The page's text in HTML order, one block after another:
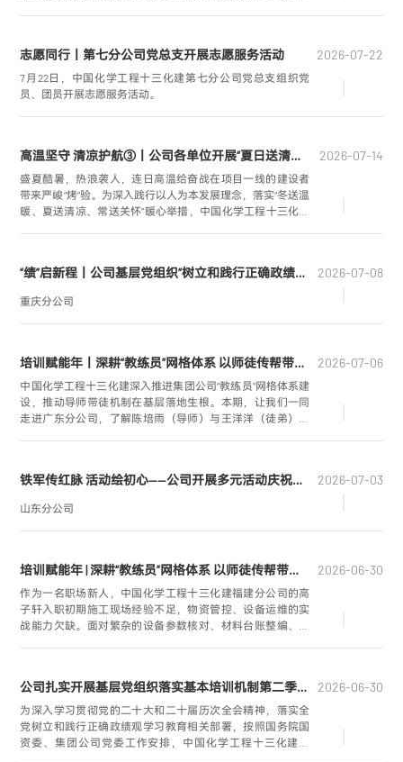
志愿同行丨第七分公司党总支开展志愿服务活动 2026-07-22
7月22日，中国化学工程十三化建第七分公司党总支组织党
员、团员开展志愿服务活动。
高温坚守 清凉护航③丨公司各单位开展“夏日送清凉”慰问活动 2026-07-14
盛夏酷暑，热浪袭人，连日高温给奋战在项目一线的建设者
带来严峻“烤”验。为深入践行以人为本发展理念，落实“冬送温
暖、夏送清凉、常送关怀”暖心举措，中国化学工程十三化建
“绩”启新程丨公司基层党组织“树立和践行正确政绩观学习教育”进行时（六） 2026-07-08
重庆分公司
培训赋能年丨深耕“教练员”网格体系 以师徒传帮带赋能青年成长成才（二） 2026-07-06
中国化学工程十三化建深入推进集团公司“教练员”网格体系建
设，推动导师带徒机制在基层落地生根。本期，让我们一同
走进广东分公司，了解陈培雨（导师）与王洋洋（徒弟）的
铁军传红脉 活动绘初心——公司开展多元活动庆祝建党105周年 2026-07-03
山东分公司
培训赋能年 | 深耕“教练员”网格体系 以师徒传帮带赋能青年成长成才 2026-06-30
作为一名职场新人，中国化学工程十三化建福建分公司的高
子轩入职初期施工现场经验不足，物资管控、设备运维的实
战能力欠缺。面对繁杂的设备参数核对、材料台账整编、物
的师傅，带领他正式踏上系统化、专业化的学习成长之
路。“教练员”网格化体系的落地，为他量身搭建了成长阶梯，
开启了快速蜕变的成长旅程。
公司扎实开展基层党组织落实基本培训机制第二季度学习研讨 2026-06-30
为深入学习贯彻党的二十大和二十届历次全会精神，落实全
党树立和践行正确政绩观学习教育相关部署，按照国务院国
资委、集团公司党委工作安排，中国化学工程十三化建将